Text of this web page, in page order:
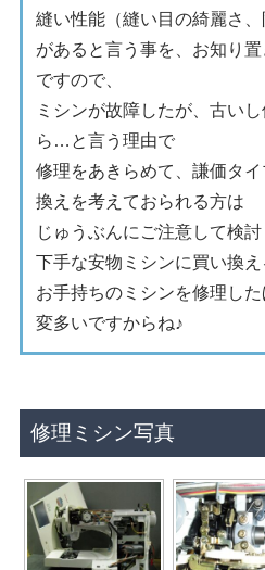
縫い性能（縫い目の綺麗さ
があると言う事を、お知り置
ですので、
ミシンが故障したが、古い
ら…と言う理由で
修理をあきらめて、謙価タ
換えを考えておられる方は
じゅうぶんにご注意して検討
下手な安物ミシンに買い換え
お手持ちのミシンを修理し
変多いですからね♪
修理ミシン写真